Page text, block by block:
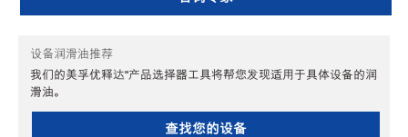
设备润滑油推荐
我们的美孚优释达℠产品选择器工具将帮您发现适用于具体设备的润
滑油。
查找您的设备